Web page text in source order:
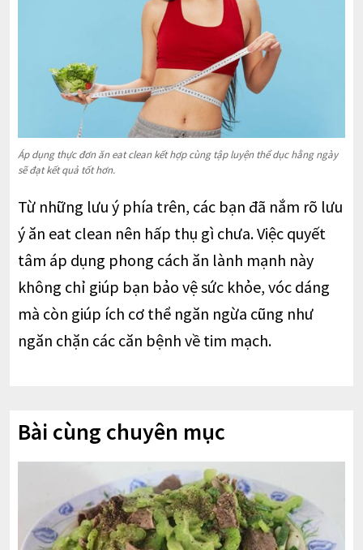
Áp dụng thực đơn ăn eat clean kết hợp cùng tập luyện thể dục hằng ngày
sẽ đạt kết quả tốt hơn.
Từ những lưu ý phía trên, các bạn đã nắm rõ lưu
ý ăn eat clean nên hấp thụ gì chưa. Việc quyết
tâm áp dụng phong cách ăn lành mạnh này
không chỉ giúp bạn bảo vệ sức khỏe, vóc dáng
mà còn giúp ích cơ thể ngăn ngừa cũng như
ngăn chặn các căn bệnh về tim mạch.
Bài cùng chuyên mục